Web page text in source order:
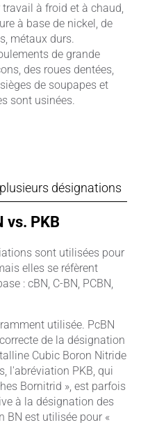
à froid et à chaud,
à base de nickel, de
métaux durs.
de grande
des roues dentées,
de soupapes et
sont usinées.
désignations
vs. PKB
sont utilisées pour
elles se réfèrent
: cBN, C-BN, PCBN,
utilisée. PcBN
de la désignation
Cubic Boron Nitride
l'abréviation PKB, qui
Bornitrid », est parfois
à la désignation des
BN est utilisée pour «